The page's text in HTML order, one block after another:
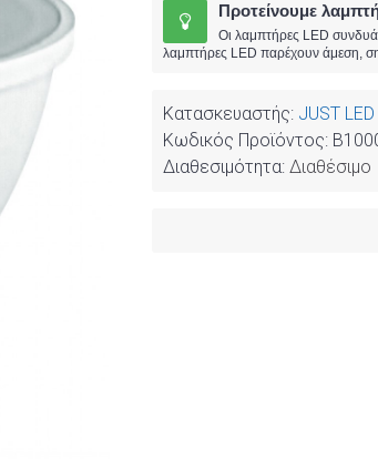
Προτείνουμε
Οι λαμπτήρες LED
λαμπτήρες LED παρέχουν άμεση,
Κατασκευαστής: JUST LED
Κωδικός Προϊόντος:
Διαθεσιμότητα: Διαθέσιμο